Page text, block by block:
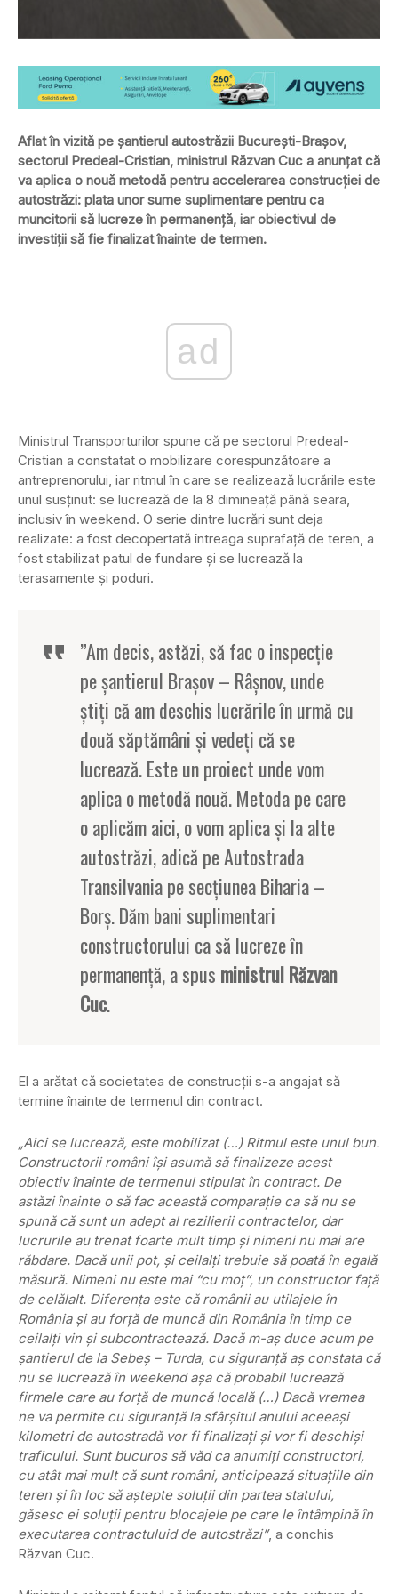
Aflat în vizită pe şantierul autostrăzii Bucureşti-Braşov,
sectorul Predeal-Cristian, ministrul Răzvan Cuc a anunţat că
va aplica o nouă metodă pentru accelerarea construcţiei de
autostrăzi: plata unor sume suplimentare pentru ca
muncitorii să lucreze în permanenţă, iar obiectivul de
investiţii să fie finalizat înainte de termen.
ad
Ministrul Transporturilor spune că pe sectorul Predeal-
Cristian a constatat o mobilizare corespunzătoare a
antreprenorului, iar ritmul în care se realizează lucrările este
unul susţinut: se lucrează de la 8 dimineaţă până seara,
inclusiv în weekend. O serie dintre lucrări sunt deja
realizate: a fost decopertată întreaga suprafaţă de teren, a
fost stabilizat patul de fundare şi se lucrează la
terasamente şi poduri.
”Am decis, astăzi, să fac o inspecţie
pe şantierul Braşov – Râşnov, unde
ştiţi că am deschis lucrările în urmă cu
două săptămâni şi vedeţi că se
lucrează. Este un proiect unde vom
aplica o metodă nouă. Metoda pe care
o aplicăm aici, o vom aplica şi la alte
autostrăzi, adică pe Autostrada
Transilvania pe secţiunea Biharia –
Borş. Dăm bani suplimentari
constructorului ca să lucreze în
permanenţă, a spus ministrul Răzvan
Cuc.
El a arătat că societatea de construcţii s-a angajat să
termine înainte de termenul din contract.
„Aici se lucrează, este mobilizat (…) Ritmul este unul bun.
Constructorii români îşi asumă să finalizeze acest
obiectiv înainte de termenul stipulat în contract. De
astăzi înainte o să fac această comparaţie ca să nu se
spună că sunt un adept al rezilierii contractelor, dar
lucrurile au trenat foarte mult timp şi nimeni nu mai are
răbdare. Dacă unii pot, şi ceilalţi trebuie să poată în egală
măsură. Nimeni nu este mai “cu moţ”, un constructor faţă
de celălalt. Diferenţa este că românii au utilajele în
România şi au forţă de muncă din România în timp ce
ceilalţi vin şi subcontractează. Dacă m-aş duce acum pe
şantierul de la Sebeş – Turda, cu siguranţă aş constata că
nu se lucrează în weekend aşa că probabil lucrează
firmele care au forţă de muncă locală (…) Dacă vremea
ne va permite cu siguranţă la sfârşitul anului aceeaşi
kilometri de autostradă vor fi finalizaţi şi vor fi deschişi
traficului. Sunt bucuros să văd ca anumiţi constructori,
cu atât mai mult că sunt români, anticipează situaţiile din
teren şi în loc să aştepte soluţii din partea statului,
găsesc ei soluţii pentru blocajele pe care le întâmpină în
executarea contractuluid de autostrăzi”, a conchis
Răzvan Cuc.